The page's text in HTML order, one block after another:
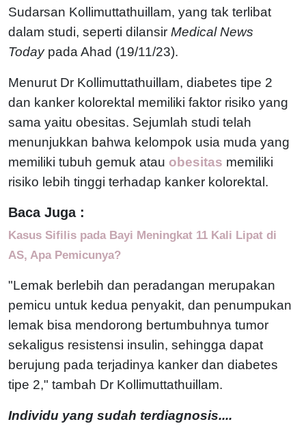
Sudarsan Kollimuttathuillam, yang tak terlibat
dalam studi, seperti dilansir Medical News
Todaypada Ahad (19/11/23).
Menurut Dr Kollimuttathuillam, diabetes tipe 2
dan kanker kolorektal memiliki faktor risiko yang
sama yaitu obesitas. Sejumlah studi telah
menunjukkan bahwa kelompok usia muda yang
memiliki tubuh gemuk atau obesitas memiliki
risiko lebih tinggi terhadap kanker kolorektal.
Baca Juga :
Kasus Sifilis pada Bayi Meningkat 11 Kali Lipat di
AS, Apa Pemicunya?
"Lemak berlebih dan peradangan merupakan
pemicu untuk kedua penyakit, dan penumpukan
lemak bisa mendorong bertumbuhnya tumor
sekaligus resistensi insulin, sehingga dapat
berujung pada terjadinya kanker dan diabetes
tipe 2," tambah Dr Kollimuttathuillam.
Individu yang sudah terdiagnosis....